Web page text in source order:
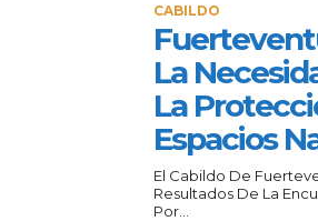
CABILDO
La
La
Espacios
El Cabildo De
Resultados De La
Por...